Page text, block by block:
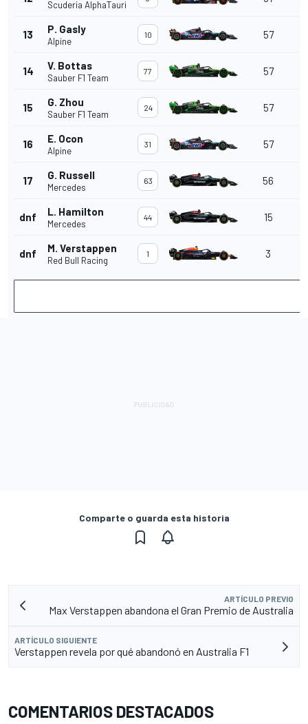
Scuderia AlphaTauri
13 P. Gasly
Alpine
10 57
14 V. Bottas
Sauber F1 Team
77 57
15 G. Zhou
Sauber F1 Team
24 57
16 E. Ocon
Alpine
31 57
17 G. Russell
Mercedes
63 56
dnf L. Hamilton
Mercedes
44 15
dnf M. Verstappen
Red Bull Racing
1 3
Comparte o guarda esta historia
ARTÍCULO PREVIO
Max Verstappen abandona el Gran Premio de Australia
ARTÍCULO SIGUIENTE
Verstappen revela por qué abandonó en Australia F1
COMENTARIOS DESTACADOS